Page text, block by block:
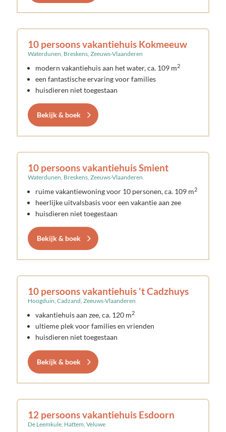
10 persoons vakantiehuis Kokmeeuw
Waterdunen, Breskens, Zeeuws-Vlaanderen
modern vakantiehuis aan het water, ca. 109 m2
een fantastische ervaring voor families
huisdieren niet toegestaan
Bekijk & boek
10 persoons vakantiehuis Smient
Waterdunen, Breskens, Zeeuws-Vlaanderen
ruime vakantiewoning voor 10 personen, ca. 109 m2
heerlijke uitvalsbasis voor een vakantie aan zee
huisdieren niet toegestaan
Bekijk & boek
10 persoons vakantiehuis 't Cadzhuys
Hoogduin, Cadzand, Zeeuws-Vlaanderen
vakantiehuis aan zee, ca. 120 m2
ultieme plek voor families en vrienden
huisdieren niet toegestaan
Bekijk & boek
12 persoons vakantiehuis Esdoorn
De Leemkule, Hattem, Veluwe